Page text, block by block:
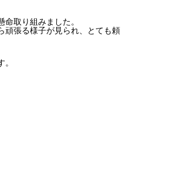
取り組みました。
張る様子が見られ、とても頼